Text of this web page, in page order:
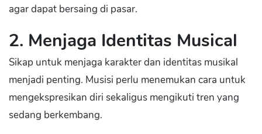
agar dapat bersaing di pasar.
2. Menjaga Identitas Musical
Sikap untuk menjaga karakter dan identitas musikal
menjadi penting. Musisi perlu menemukan cara untuk
mengekspresikan diri sekaligus mengikuti tren yang
sedang berkembang.